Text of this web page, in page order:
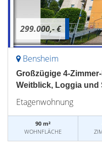
299.000,- €
Bensheim
Großzügige 4-
Weitblick, Loggia und
Etagenwohnung
90 m²
WOHNFLÄCHE